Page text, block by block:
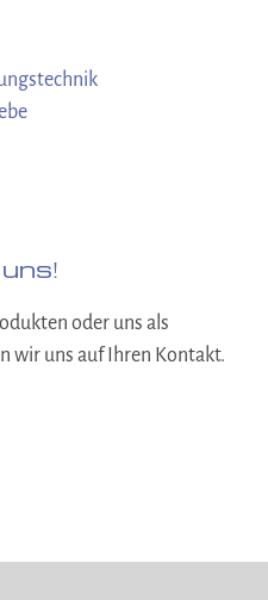
oder uns als
wir uns auf Ihren Kontakt.